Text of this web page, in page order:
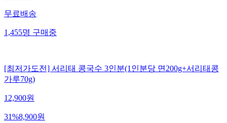
무료배송
1,455명 구매중
[최저가도전] 서리태 콩국수 3인분(1인분당 면200g+서리태콩
가루70g)
12,900원
31%8,900원